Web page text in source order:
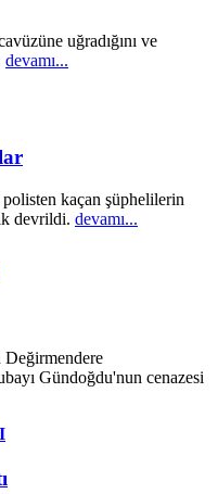
uğradığını ve
devamı...
kaçan şüphelilerin
devrildi. devamı...
Gündoğdu'nun cenazesi